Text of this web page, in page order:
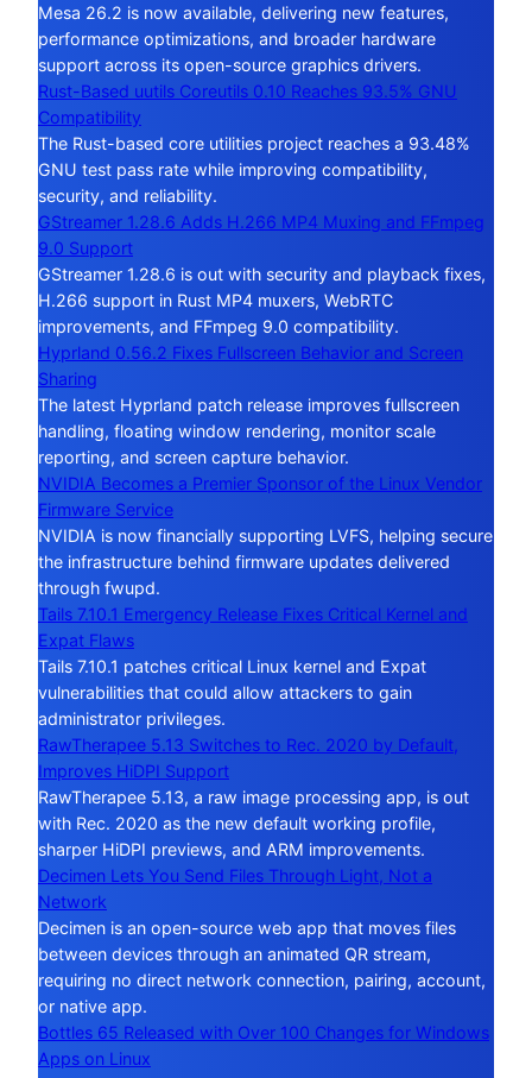
Mesa 26.2 is now available, delivering new features,
performance optimizations, and broader hardware
support across its open-source graphics drivers.
Rust-Based uutils Coreutils 0.10 Reaches 93.5% GNU
Compatibility
The Rust-based core utilities project reaches a 93.48%
GNU test pass rate while improving compatibility,
security, and reliability.
GStreamer 1.28.6 Adds H.266 MP4 Muxing and FFmpeg
9.0 Support
GStreamer 1.28.6 is out with security and playback fixes,
H.266 support in Rust MP4 muxers, WebRTC
improvements, and FFmpeg 9.0 compatibility.
Hyprland 0.56.2 Fixes Fullscreen Behavior and Screen
Sharing
The latest Hyprland patch release improves fullscreen
handling, floating window rendering, monitor scale
reporting, and screen capture behavior.
NVIDIA Becomes a Premier Sponsor of the Linux Vendor
Firmware Service
NVIDIA is now financially supporting LVFS, helping secure
the infrastructure behind firmware updates delivered
through fwupd.
Tails 7.10.1 Emergency Release Fixes Critical Kernel and
Expat Flaws
Tails 7.10.1 patches critical Linux kernel and Expat
vulnerabilities that could allow attackers to gain
administrator privileges.
RawTherapee 5.13 Switches to Rec. 2020 by Default,
Improves HiDPI Support
RawTherapee 5.13, a raw image processing app, is out
with Rec. 2020 as the new default working profile,
sharper HiDPI previews, and ARM improvements.
Decimen Lets You Send Files Through Light, Not a
Network
Decimen is an open-source web app that moves files
between devices through an animated QR stream,
requiring no direct network connection, pairing, account,
or native app.
Bottles 65 Released with Over 100 Changes for Windows
Apps on Linux